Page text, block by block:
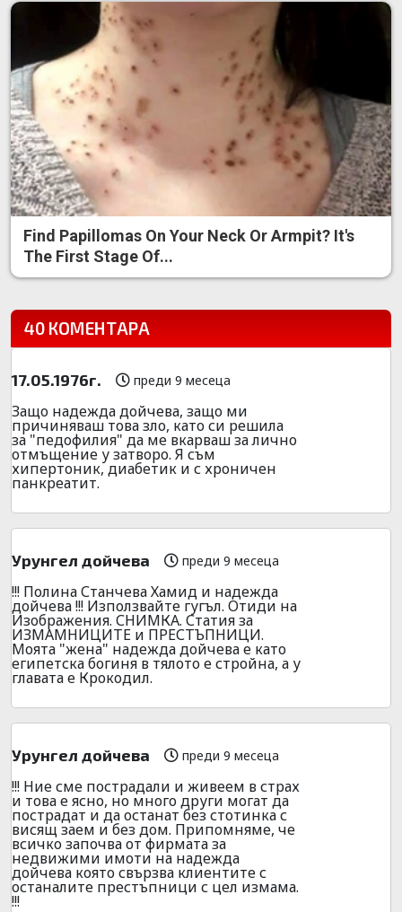
Find Papillomas On Your Neck Or Armpit? It's
The First Stage Of...
40 КОМЕНТАРА
17.05.1976г. преди 9 месеца
Защо надежда дойчева, защо ми
причиняваш това зло, като си решила
за "педофилия" да ме вкарваш за лично
отмъщение у затворо. Я съм
хипертоник, диабетик и с хроничен
панкреатит.
Урунгел дойчева преди 9 месеца
!!! Полина Станчева Хамид и надежда
дойчева !!! Използвайте гугъл. Отиди на
Изображения. СНИМКА. Статия за
ИЗМАМНИЦИТЕ и ПРЕСТЪПНИЦИ.
Моята "жена" надежда дойчева е като
египетска богиня в тялото е стройна, а у
главата е Крокодил.
Урунгел дойчева преди 9 месеца
!!! Ние сме пострадали и живеем в страх
и това е ясно, но много други могат да
пострадат и да останат без стотинка с
висящ заем и без дом. Припомняме, че
всичко започва от фирмата за
недвижими имоти на надежда
дойчева която свързва клиентите с
останалите престъпници с цел измама.
!!!